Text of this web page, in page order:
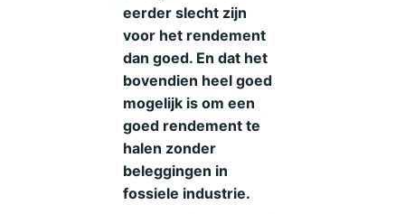
eerder slecht zijn
voor het rendement
dan goed. En dat het
bovendien heel goed
mogelijk is om een
goed rendement te
halen zonder
beleggingen in
fossiele industrie.